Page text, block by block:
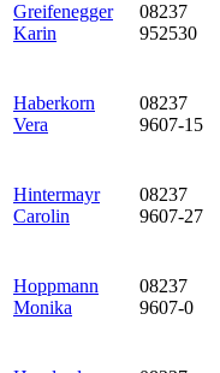
Greifenegger
Karin
08237
952530
Haberkorn
Vera
08237
9607-15
Hintermayr
Carolin
08237
9607-27
Hoppmann
Monika
08237
9607-0